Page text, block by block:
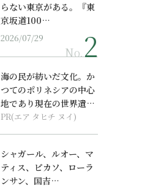
らない東京がある。『東
京坂道100…
2026/07/29
No.
海の民が紡いだ文化。か
つてのポリネシアの中心
地であり現在の世界遺産
からみえてくる...
PR(エア タヒチ ヌイ)
シャガール、ルオー、マ
ティス、ピカソ、ローラ
ンサン、国吉…